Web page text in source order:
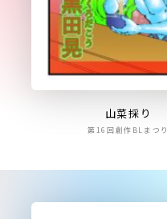
山菜採り
第16回創作BLまつり